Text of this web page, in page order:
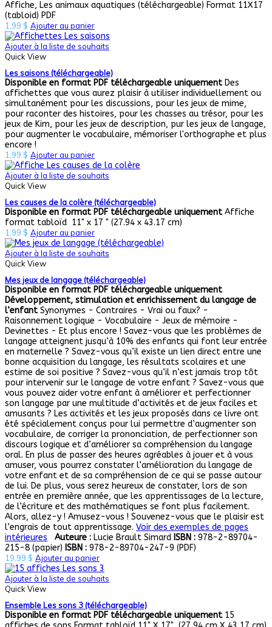
Affiche, Les animaux aquatiques (téléchargeable) Format 11X17
(tabloid) PDF
1,99 $ Ajouter au panier
Ajouter à la liste de souhaits
Quick View
Les saisons (téléchargeable)
Disponible en format PDF téléchargeable uniquementDes
affichettes que vous aurez plaisir à utiliser individuellement ou
simultanément pour les discussions, pour les jeux de mime,
pour raconter des histoires, pour les chasses au trésor, pour les
jeux de Kim, pour les jeux de description, pur les jeux de langage,
pour augmenter le vocabulaire, mémoriser l'orthographe et plus
encore !
1,99 $ Ajouter au panier
Ajouter à la liste de souhaits
Quick View
Les causes de la colère (téléchargeable)
Disponible en format PDF téléchargeable uniquementAffiche
format tabloïd 11" x 17 " (27.94 x 43.17 cm)
1,99 $ Ajouter au panier
Ajouter à la liste de souhaits
Quick View
Mes jeux de langage (téléchargeable)
Disponible en format PDF téléchargeable uniquement
Développement, stimulation et enrichissement du langage de
l’enfantSynonymes - Contraires - Vrai ou faux? -
Raisonnement logique - Vocabulaire - Jeux de mémoire -
Devinettes - Et plus encore ! Savez-vous que les problèmes de
langage atteignent jusqu’à 10% des enfants qui font leur entrée
en maternelle ? Savez-vous qu’il existe un lien direct entre une
bonne acquisition du langage, les résultats scolaires et une
estime de soi positive ? Savez-vous qu’il n’est jamais trop tôt
pour intervenir sur le langage de votre enfant ? Savez-vous que
vous pouvez aider votre enfant à améliorer et perfectionner
son langage par une multitude d’activités et de jeux faciles et
amusants ? Les activités et les jeux proposés dans ce livre ont
été spécialement conçus pour lui permettre d’augmenter son
vocabulaire, de corriger la prononciation, de perfectionner son
discours logique et d’améliorer sa compréhension du langage
oral. En plus de passer des heures agréables à jouer et à vous
amuser, vous pourrez constater l’amélioration du langage de
votre enfant et de sa compréhension de ce qui se passe autour
de lui. De plus, vous serez heureux de constater, lors de son
entrée en première année, que les apprentissages de la lecture,
de l’écriture et des mathématiques se font plus facilement.
Alors, allez-y ! Amusez-vous ! Souvenez-vous que le plaisir est
l’engrais de tout apprentissage. Voir des exemples de pages
intérieures
Auteure : Lucie Brault Simard ISBN : 978-2-89704-
215-8 (papier) ISBN : 978-2-89704-247-9 (PDF)
19,99 $ Ajouter au panier
Ajouter à la liste de souhaits
Quick View
Ensemble Les sons 3 (téléchargeable)
Disponible en format PDF téléchargeable uniquement15